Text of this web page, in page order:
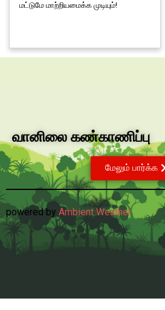
மட்டுமே மாற்றியமைக்க முடியும்!
வானிலை கண்காணிப்பு
மேலும் பார்க்க
powered by Ambient Weather